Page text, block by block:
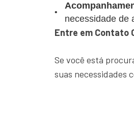
necessidade de
Entre em Contato
Se você está
suas necessidades